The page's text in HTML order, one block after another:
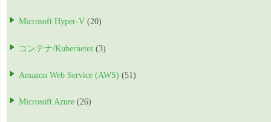
Microsoft Hyper-V (20)
コンテナ/Kubernetes (3)
Amazon Web Service (AWS) (51)
Microsoft Azure (26)